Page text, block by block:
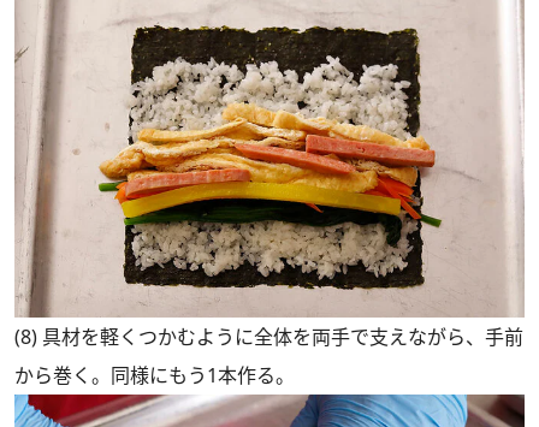
(8) 具材を軽くつかむように全体を両手で支えながら、手前
から巻く。同様にもう1本作る。